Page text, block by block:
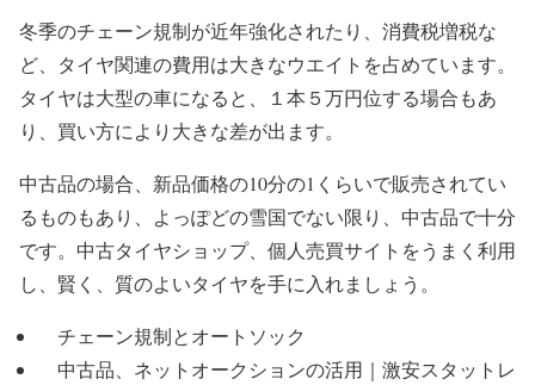
冬季のチェーン規制が近年強化されたり、消費税増税な
ど、タイヤ関連の費用は大きなウエイトを占めています。
タイヤは大型の車になると、１本５万円位する場合もあ
り、買い方により大きな差が出ます。
中古品の場合、新品価格の10分の1くらいで販売されてい
るものもあり、よっぽどの雪国でない限り、中古品で十分
です。中古タイヤショップ、個人売買サイトをうまく利用
し、賢く、質のよいタイヤを手に入れましょう。
チェーン規制とオートソック
中古品、ネットオークションの活用｜激安スタットレ